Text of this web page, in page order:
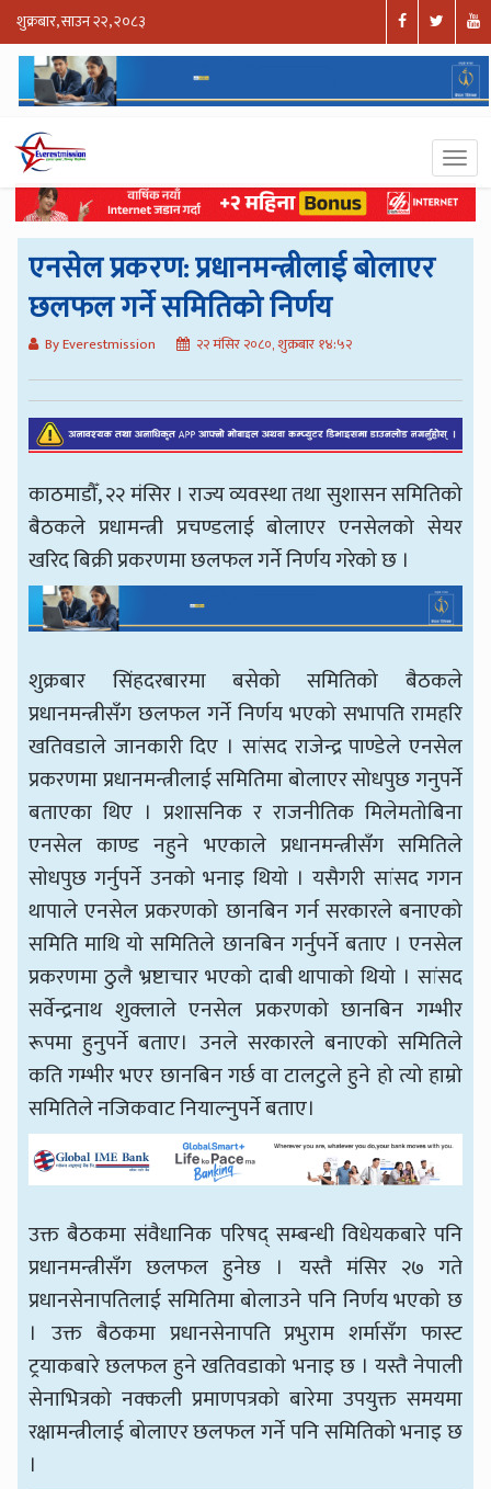
शुक्रबार, साउन २२, २०८३
एनसेल प्रकरण: प्रधानमन्त्रीलाई बोलाएर
छलफल गर्ने समितिको निर्णय
By Everestmission २२ मंसिर २०८०, शुक्रबार १४:५२
काठमाडौँ, २२ मंसिर । राज्य व्यवस्था तथा सुशासन समितिको
बैठकले प्रधामन्त्री प्रचण्डलाई बोलाएर एनसेलको सेयर
खरिद बिक्री प्रकरणमा छलफल गर्ने निर्णय गरेको छ ।
शुक्रबार सिंहदरबारमा बसेको समितिको बैठकले
प्रधानमन्त्रीसँग छलफल गर्ने निर्णय भएको सभापति रामहरि
खतिवडाले जानकारी दिए । सांसद राजेन्द्र पाण्डेले एनसेल
प्रकरणमा प्रधानमन्त्रीलाई समितिमा बोलाएर सोधपुछ गनुपर्ने
बताएका थिए । प्रशासनिक र राजनीतिक मिलेमतोबिना
एनसेल काण्ड नहुने भएकाले प्रधानमन्त्रीसँग समितिले
सोधपुछ गर्नुपर्ने उनको भनाइ थियो । यसैगरी सांसद गगन
थापाले एनसेल प्रकरणको छानबिन गर्न सरकारले बनाएको
समिति माथि यो समितिले छानबिन गर्नुपर्ने बताए । एनसेल
प्रकरणमा ठुलै भ्रष्टाचार भएको दाबी थापाको थियो । सांसद
सर्वेन्द्रनाथ शुक्लाले एनसेल प्रकरणको छानबिन गम्भीर
रूपमा हुनुपर्ने बताए। उनले सरकारले बनाएको समितिले
कति गम्भीर भएर छानबिन गर्छ वा टालटुले हुने हो त्यो हाम्रो
समितिले नजिकवाट नियाल्नुपर्ने बताए।
उक्त बैठकमा संवैधानिक परिषद् सम्बन्धी विधेयकबारे पनि
प्रधानमन्त्रीसँग छलफल हुनेछ । यस्तै मंसिर २७ गते
प्रधानसेनापतिलाई समितिमा बोलाउने पनि निर्णय भएको छ
। उक्त बैठकमा प्रधानसेनापति प्रभुराम शर्मासँग फास्ट
ट्रयाकबारे छलफल हुने खतिवडाको भनाइ छ । यस्तै नेपाली
सेनाभित्रको नक्कली प्रमाणपत्रको बारेमा उपयुक्त समयमा
रक्षामन्त्रीलाई बोलाएर छलफल गर्ने पनि समितिको भनाइ छ
।